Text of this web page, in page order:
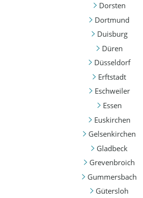
Dorsten
Dortmund
Duisburg
Düren
Düsseldorf
Erftstadt
Eschweiler
Essen
Euskirchen
Gelsenkirchen
Gladbeck
Grevenbroich
Gummersbach
Gütersloh